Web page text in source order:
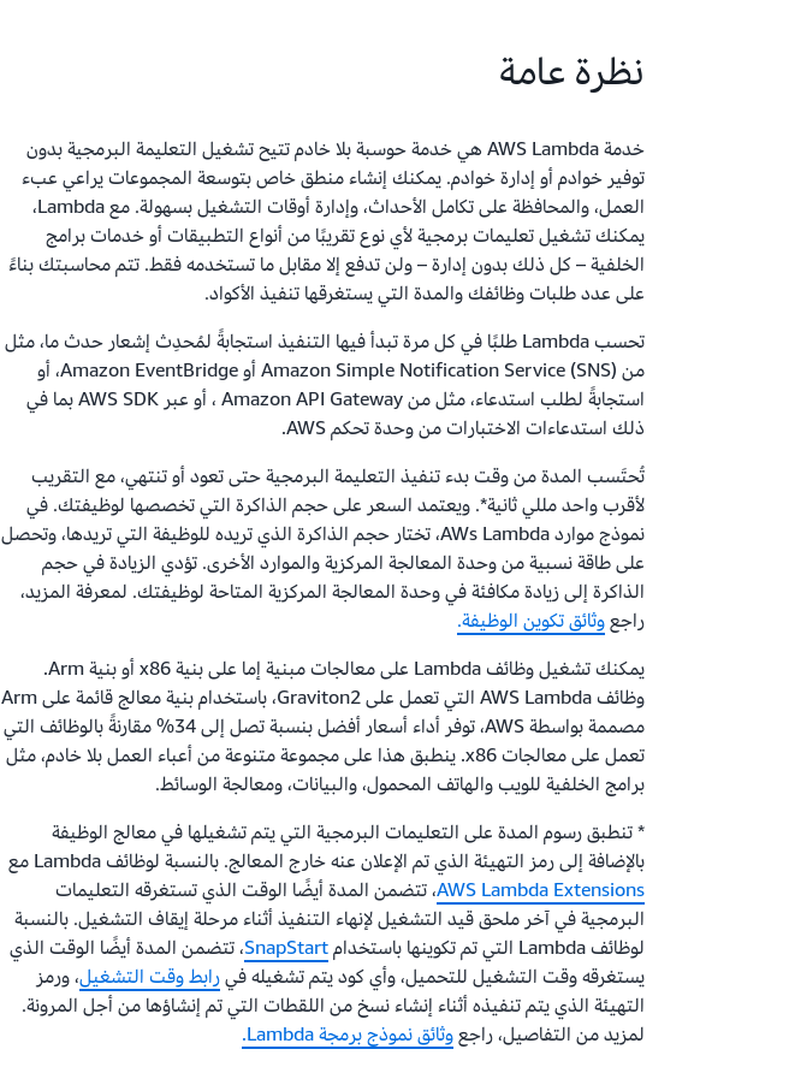
نظرة عامة
خدمة AWS Lambda هي خدمة حوسبة بلا خادم تتيح تشغيل التعليمة البرمجية بدون
توفير خوادم أو إدارة خوادم. يمكنك إنشاء منطق خاص بتوسعة المجموعات يراعي عبء
العمل، والمحافظة على تكامل الأحداث، وإدارة أوقات التشغيل بسهولة. مع Lambda،
يمكنك تشغيل تعليمات برمجية لأي نوع تقريبًا من أنواع التطبيقات أو خدمات برامج
الخلفية – كل ذلك بدون إدارة – ولن تدفع إلا مقابل ما تستخدمه فقط. تتم محاسبتك بناءً
على عدد طلبات وظائفك والمدة التي يستغرقها تنفيذ الأكواد.
تحسب Lambda طلبًا في كل مرة تبدأ فيها التنفيذ استجابةً لمُحدِث إشعار حدث ما، مثل
من Amazon Simple Notification Service (SNS) أو Amazon EventBridge، أو
استجابةً لطلب استدعاء، مثل من Amazon API Gateway ، أو عبر AWS SDK بما في
ذلك استدعاءات الاختبارات من وحدة تحكم AWS.
تُحتَسب المدة من وقت بدء تنفيذ التعليمة البرمجية حتى تعود أو تنتهي، مع التقريب
لأقرب واحد مللي ثانية*. ويعتمد السعر على حجم الذاكرة التي تخصصها لوظيفتك. في
نموذج موارد AWs Lambda، تختار حجم الذاكرة الذي تريده للوظيفة التي تريدها، وتحصل
على طاقة نسبية من وحدة المعالجة المركزية والموارد الأخرى. تؤدي الزيادة في حجم
الذاكرة إلى زيادة مكافئة في وحدة المعالجة المركزية المتاحة لوظيفتك. لمعرفة المزيد،
راجعوثائق تكوين الوظيفة.
يمكنك تشغيل وظائف Lambda على معالجات مبنية إما على بنية x86 أو بنية Arm.
وظائف AWS Lambda التي تعمل على Graviton2، باستخدام بنية معالج قائمة على Arm
مصممة بواسطة AWS، توفر أداء أسعار أفضل بنسبة تصل إلى 34% مقارنةً بالوظائف التي
تعمل على معالجات x86. ينطبق هذا على مجموعة متنوعة من أعباء العمل بلا خادم، مثل
برامج الخلفية للويب والهاتف المحمول، والبيانات، ومعالجة الوسائط.
* تنطبق رسوم المدة على التعليمات البرمجية التي يتم تشغيلها في معالج الوظيفة
بالإضافة إلى رمز التهيئة الذي تم الإعلان عنه خارج المعالج. بالنسبة لوظائف Lambda مع
AWS Lambda Extensions، تتضمن المدة أيضًا الوقت الذي تستغرقه التعليمات
البرمجية في آخر ملحق قيد التشغيل لإنهاء التنفيذ أثناء مرحلة إيقاف التشغيل. بالنسبة
لوظائف Lambda التي تم تكوينها باستخدام
SnapStart، تتضمن المدة أيضًا الوقت الذي
يستغرقه وقت التشغيل للتحميل، وأي كود يتم تشغيله فيرابط وقت التشغيل، ورمز
التهيئة الذي يتم تنفيذه أثناء إنشاء نسخ من اللقطات التي تم إنشاؤها من أجل المرونة.
لمزيد من التفاصيل، راجعوثائق نموذج برمجة Lambda.